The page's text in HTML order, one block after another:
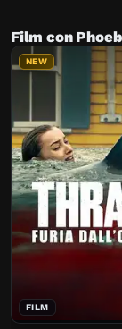
Film con
NEW
FILM